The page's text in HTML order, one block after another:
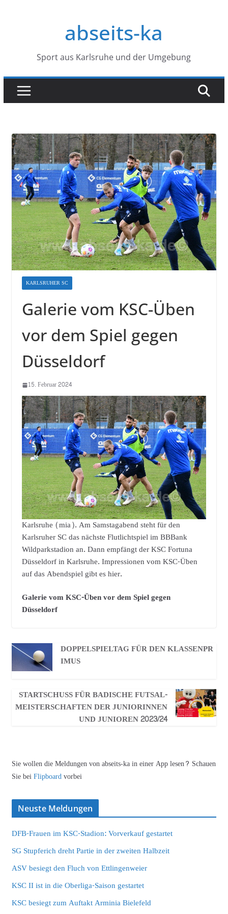
abseits-ka
Sport aus Karlsruhe und der Umgebung
KARLSRUHER SC
Galerie vom KSC-Üben
vor dem Spiel gegen
Düsseldorf
15. Februar 2024
Karlsruhe (mia). Am Samstagabend steht für den
Karlsruher SC das nächste Flutlichtspiel im BBBank
Wildparkstadion an. Dann empfängt der KSC Fortuna
Düsseldorf in Karlsruhe. Impressionen vom KSC-Üben
auf das Abendspiel gibt es hier.
Galerie vom KSC-Üben vor dem Spiel gegen
Düsseldorf
DOPPELSPIELTAG FÜR DEN KLASSENPR
IMUS
STARTSCHUSS FÜR BADISCHE FUTSAL-
MEISTERSCHAFTEN DER JUNIORINNEN
UND JUNIOREN 2023/24
Sie wollen die Meldungen von abseits-ka in einer App lesen? Schauen
Sie beiFlipboardvorbei
Neuste Meldungen
DFB-Frauen im KSC-Stadion: Vorverkauf gestartet
SG Stupferich dreht Partie in der zweiten Halbzeit
ASV besiegt den Fluch von Ettlingenweier
KSC II ist in die Oberliga-Saison gestartet
KSC besiegt zum Auftakt Arminia Bielefeld